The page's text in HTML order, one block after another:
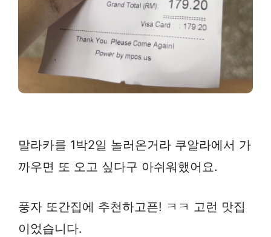
말라카를 1박2일 놀러온거라 쿠알라에서 가
까우면 또 오고 싶다구 아쉬워했어요.
풍자 또간집에 추천하고픈! ㅋㅋ 고런 맛집
이었습니다.